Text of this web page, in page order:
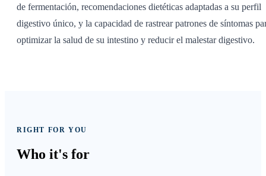
de fermentación, recomendaciones dietéticas adaptadas a su perfil
digestivo único, y la capacidad de rastrear patrones de síntomas
optimizar la salud de su intestino y reducir el malestar digestivo.
RIGHT FOR YOU
Who it's for